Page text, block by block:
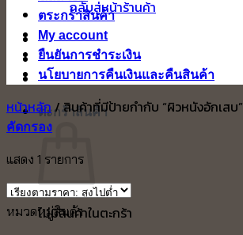
กลับสู่หน้าร้านค้า
ตะกร้าสินค้า
ไม่มีสินค้าในตะกร้า
ตระกร้าสินค้า
My account
ยืนยันการชำระเงิน
นโยบายการคืนเงินและคืนสินค้า
หน้าหลัก/สินค้าที่มีป้ายกำกับ “ผิวหนังอักเสบ”
คัดกรอง
แสดง 1 รายการ
หมวดหมู่สินค้า